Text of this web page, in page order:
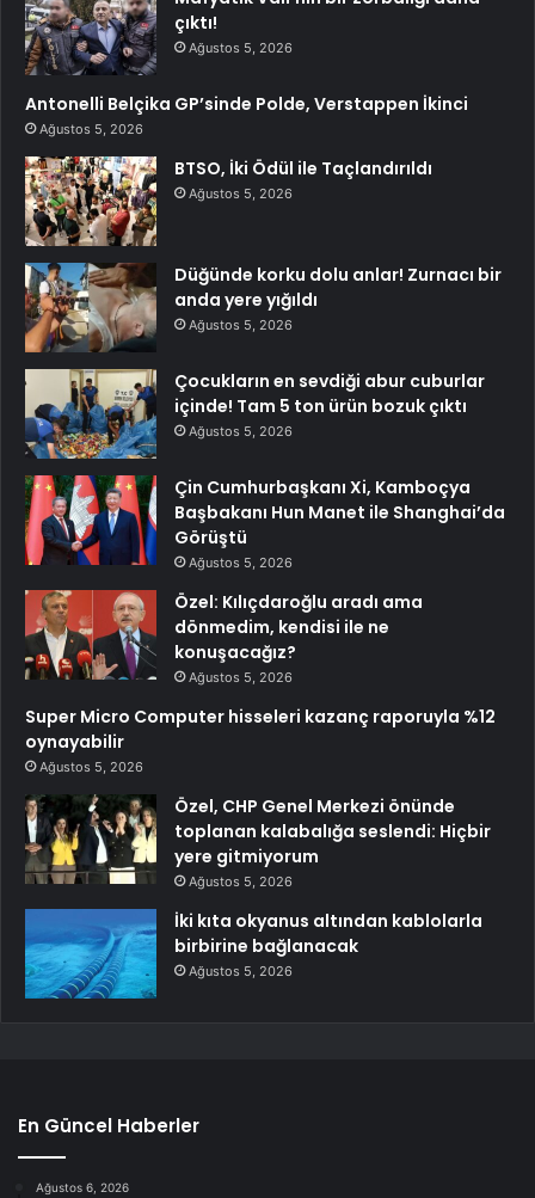
çıktı!
Ağustos 5, 2026
Antonelli Belçika GP’sinde Polde, Verstappen İkinci
Ağustos 5, 2026
BTSO, İki Ödül ile Taçlandırıldı
Ağustos 5, 2026
Düğünde korku dolu anlar! Zurnacı bir
anda yere yığıldı
Ağustos 5, 2026
Çocukların en sevdiği abur cuburlar
içinde! Tam 5 ton ürün bozuk çıktı
Ağustos 5, 2026
Çin Cumhurbaşkanı Xi, Kamboçya
Başbakanı Hun Manet ile Shanghai’da
Görüştü
Ağustos 5, 2026
Özel: Kılıçdaroğlu aradı ama
dönmedim, kendisi ile ne
konuşacağız?
Ağustos 5, 2026
Super Micro Computer hisseleri kazanç raporuyla %12
oynayabilir
Ağustos 5, 2026
Özel, CHP Genel Merkezi önünde
toplanan kalabalığa seslendi: Hiçbir
yere gitmiyorum
Ağustos 5, 2026
İki kıta okyanus altından kablolarla
birbirine bağlanacak
Ağustos 5, 2026
En Güncel Haberler
Ağustos 6, 2026